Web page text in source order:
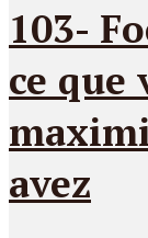
103-
ce que
avez